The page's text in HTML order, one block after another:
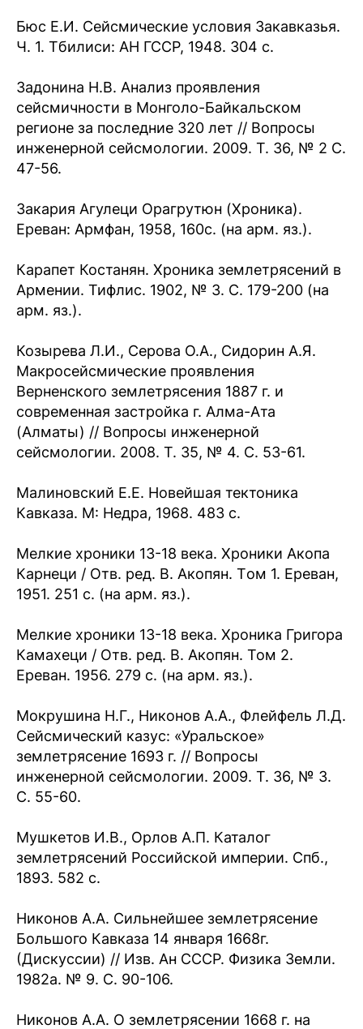
Бюс Е.И. Сейсмические условия Закавказья.
Ч. 1. Тбилиси: АН ГССР, 1948. 304 с.
Задонина Н.В. Анализ проявления
сейсмичности в Монголо-Байкальском
регионе за последние 320 лет // Вопросы
инженерной сейсмологии. 2009. Т. 36, № 2 С.
47-56.
Закария Агулеци Орагрутюн (Хроника).
Ереван: Армфан, 1958, 160с. (на арм. яз.).
Карапет Костанян. Хроника землетрясений в
Армении. Тифлис. 1902, № 3. С. 179-200 (на
арм. яз.).
Козырева Л.И., Серова О.А., Сидорин А.Я.
Макросейсмические проявления
Верненского землетрясения 1887 г. и
современная застройка г. Алма-Ата
(Алматы) // Вопросы инженерной
сейсмологии. 2008. Т. 35, № 4. С. 53-61.
Малиновский Е.Е. Новейшая тектоника
Кавказа. М: Недра, 1968. 483 с.
Мелкие хроники 13-18 века. Хроники Акопа
Карнеци / Отв. ред. В. Акопян. Tом 1. Ереван,
1951. 251 с. (на арм. яз.).
Мелкие хроники 13-18 века. Xроника Григора
Камахеци / Отв. ред. В. Акопян. Том 2.
Ереван. 1956. 279 с. (на арм. яз.).
Мокрушина Н.Г., Никонов А.А., Флейфель Л.Д.
Сейсмический казус: «Уральское»
землетрясение 1693 г. // Вопросы
инженерной сейсмологии. 2009. Т. 36, № 3.
С. 55-60.
Мушкетов И.В., Орлов А.П. Каталог
землетрясений Российской империи. Спб.,
1893. 582 с.
Никонов А.А. Сильнейшее землетрясение
Большого Кавказа 14 января 1668г.
(Дискуссии) // Изв. Ан СССР. Физика Земли.
1982а. № 9. С. 90-106.
Никонов А.А. О землетрясении 1668 г. на